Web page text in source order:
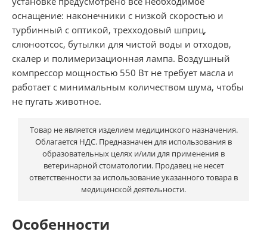
оснащение: наконечники с низкой скоростью и
турбинный с оптикой, трехходовый шприц,
слюноотсос, бутылки для чистой воды и отходов,
скалер и полимеризационная лампа. Воздушный
компрессор мощностью 550 Вт не требует масла и
работает с минимальным количеством шума, чтобы
не пугать животное.
Товар не является изделием медицинского назначения.
Облагается НДС. Предназначен для использования в
образовательных целях и/или для применения в
ветеринарной стоматологии. Продавец не несет
ответственности за использование указанного товара в
медицинской деятельности.
Особенности